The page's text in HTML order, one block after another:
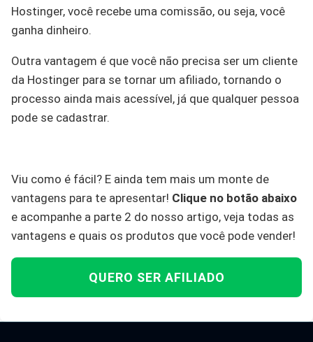
Hostinger, você recebe uma comissão, ou seja, você
ganha dinheiro.
Outra vantagem é que você não precisa ser um cliente
da Hostinger para se tornar um afiliado, tornando o
processo ainda mais acessível, já que qualquer pessoa
pode se cadastrar.
Viu como é fácil? E ainda tem mais um monte de
vantagens para te apresentar! Clique no botão abaixo
e acompanhe a parte 2 do nosso artigo, veja todas as
vantagens e quais os produtos que você pode vender!
QUERO SER AFILIADO